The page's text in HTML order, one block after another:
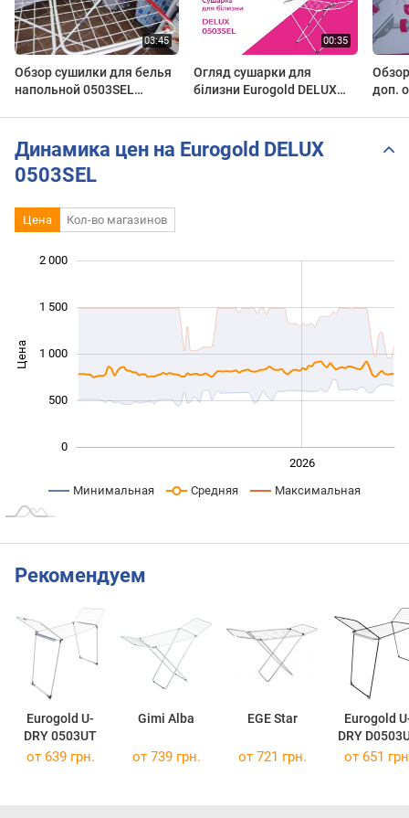
Обзор сушилки для белья
напольной 0503SEL
Огляд сушарки для
білизни Eurogold DELUX
доп.
Динамика цен на Eurogold DELUX
0503SEL
Цена Кол-во магазинов
Цена 1 000
0
2 000
1 000
1 500
500
2026
Минимальная Средняя Максимальная
Рекомендуем
Eurogold U-
DRY 0503UT
Gimi Alba EGE Star
Eurogold
DRY
от 639 грн. от 739 грн. от 721 грн. от 651